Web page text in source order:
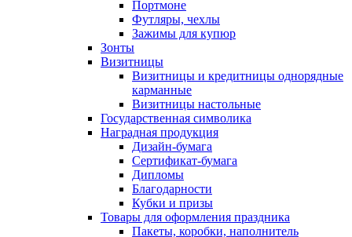
Портмоне
Футляры, чехлы
Зажимы для купюр
Зонты
Визитницы
Визитницы и кредитницы однорядные
карманные
Визитницы настольные
Государственная символика
Наградная продукция
Дизайн-бумага
Сертификат-бумага
Дипломы
Благодарности
Кубки и призы
Товары для оформления праздника
Пакеты, коробки, наполнитель